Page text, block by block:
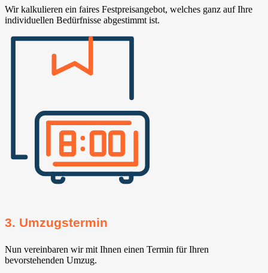
Wir kalkulieren ein faires Festpreisangebot, welches ganz auf Ihre
individuellen Bedürfnisse abgestimmt ist.
3. Umzugstermin
Nun vereinbaren wir mit Ihnen einen Termin für Ihren
bevorstehenden Umzug.